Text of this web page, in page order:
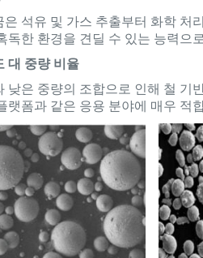
은 석유 및 가스 추출부터 화학 처
독한 환경을 견딜 수 있는 능력으
대 중량 비율
낮은 중량의 조합으로 인해 철 기
랫폼과 같은 응용 분야에 매우 적